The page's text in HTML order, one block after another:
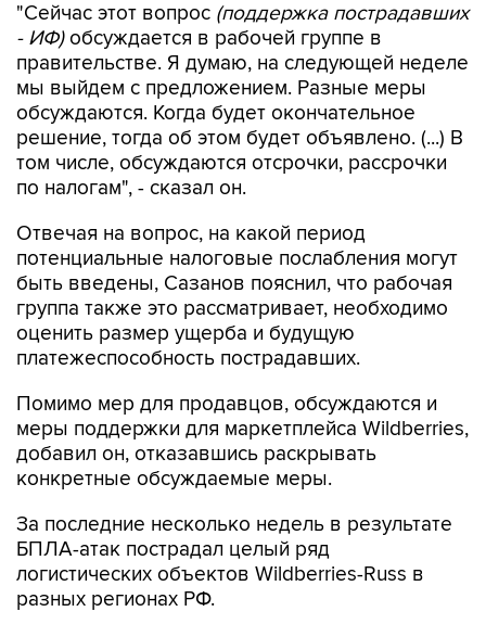
"Сейчас этот вопрос (поддержка пострадавших
- ИФ)обсуждается в рабочей группе в
правительстве. Я думаю, на следующей неделе
мы выйдем с предложением. Разные меры
обсуждаются. Когда будет окончательное
решение, тогда об этом будет объявлено. (...) В
том числе, обсуждаются отсрочки, рассрочки
по налогам", - сказал он.
Отвечая на вопрос, на какой период
потенциальные налоговые послабления могут
быть введены, Сазанов пояснил, что рабочая
группа также это рассматривает, необходимо
оценить размер ущерба и будущую
платежеспособность пострадавших.
Помимо мер для продавцов, обсуждаются и
меры поддержки для маркетплейса Wildberries,
добавил он, отказавшись раскрывать
конкретные обсуждаемые меры.
За последние несколько недель в результате
БПЛА-атак пострадал целый ряд
логистических объектов Wildberries-Russ в
разных регионах РФ.